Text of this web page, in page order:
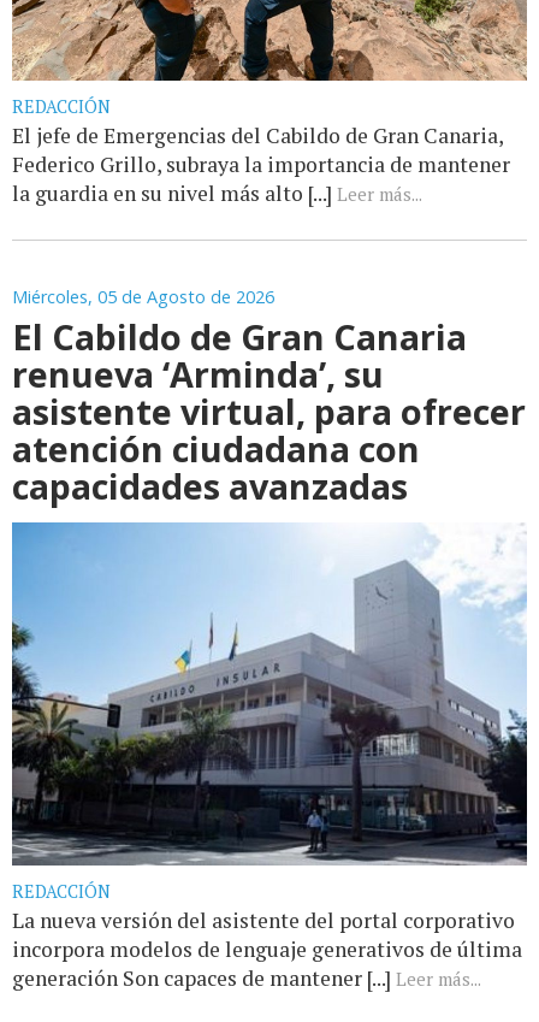
REDACCIÓN
El jefe de Emergencias del Cabildo de Gran Canaria,
Federico Grillo, subraya la importancia de mantener
la guardia en su nivel más alto [...] Leer más...
Miércoles, 05 de Agosto de 2026
El Cabildo de Gran Canaria
renueva ‘Arminda’, su
asistente virtual, para ofrecer
atención ciudadana con
capacidades avanzadas
REDACCIÓN
La nueva versión del asistente del portal corporativo
incorpora modelos de lenguaje generativos de última
generación Son capaces de mantener [...] Leer más...